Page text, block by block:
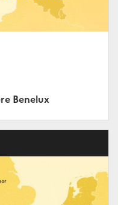
Benelux